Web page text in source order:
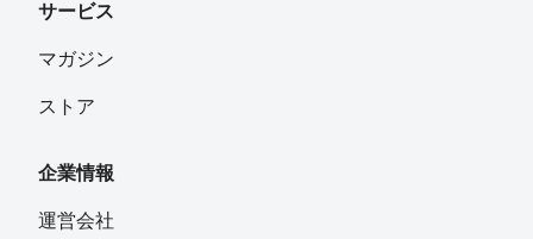
サービス
マガジン
ストア
企業情報
運営会社